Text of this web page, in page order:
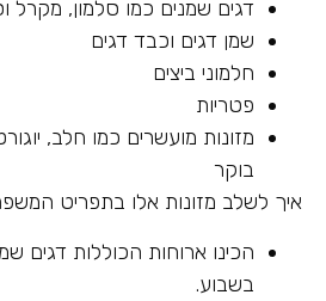
דגים שמנים כמו סלמון, מקרל
שמן דגים וכבד דגים
חלמוני ביצים
פטריות
מזונות מועשרים כמו חלב,
בוקר
איך לשלב מזונות אלו בתפריט
הכינו ארוחות הכוללות דגים
בשבוע.